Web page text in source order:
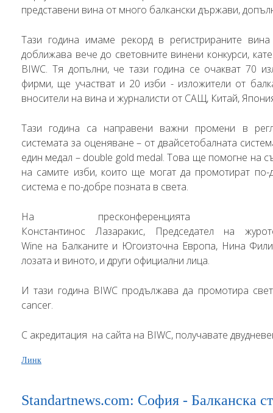
представени вина от много балкански държави,
Тази година имаме рекорд в регистрираните
доближава вече до световните винени конкурси,
BIWC. Тя допълни, че тази година се очакват 70
фирми, ще участват и 20 изби - изложители от
вносители на вина и журналисти от САЩ, Китай,
Тази година са направени важни промени в
системата за оценяване – от двайсетобалната
един медал – double gold medal. Това ще помогне на
на самите изби, които ще могат да промотират
система е по-добре позната в света.
На
Константинос Лазаракис, Председател на
Wine на Балканите и Югоизточна Европа, Нина
лозата и виното, и други официални лица.
И тази година BIWC продължава да промотира
cancer.
С акредитация на сайта на BIWC, получавате
Линк
Standartnews.com: София - Балканска